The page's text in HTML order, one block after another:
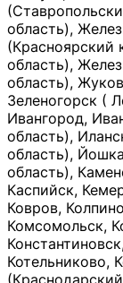
область),
(Красноярский
область),
область),
Зеленогорск (
Ивангород,
область),
область),
область),
Каспийск,
Ковров,
Комсомольск,
Котельниково,